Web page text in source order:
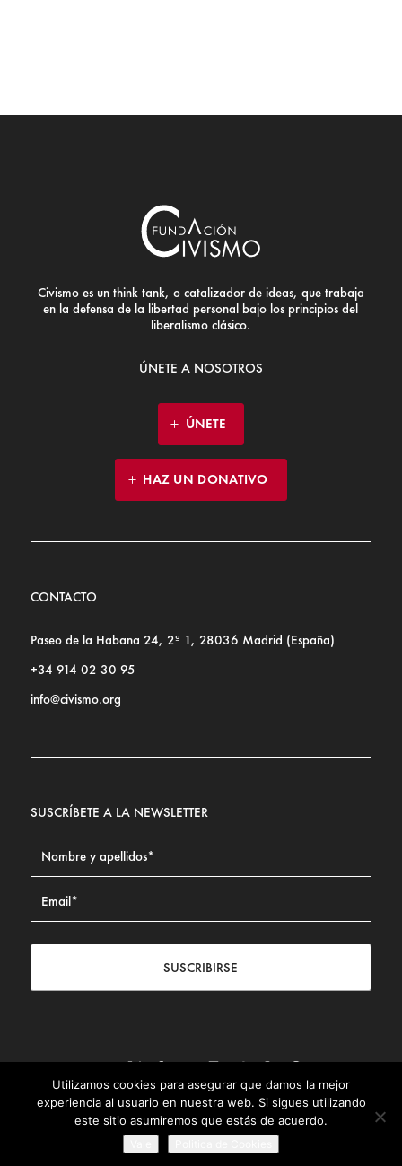
Civismo es un think tank, o catalizador de ideas, que trabaja
en la defensa de la libertad personal bajo los principios del
liberalismo clásico.
ÚNETE A NOSOTROS
ÚNETE
HAZ UN DONATIVO
CONTACTO
Paseo de la Habana 24, 2º 1, 28036 Madrid (España)
+34 914 02 30 95
info@civismo.org
SUSCRÍBETE A LA NEWSLETTER
SUSCRIBIRSE
Contacto | Aviso legal | Política de privacidad | Política de
Cookies
© Fundación Civismo 2025
Utilizamos cookies para asegurar que damos la mejor
experiencia al usuario en nuestra web. Si sigues utilizando
este sitio asumiremos que estás de acuerdo.